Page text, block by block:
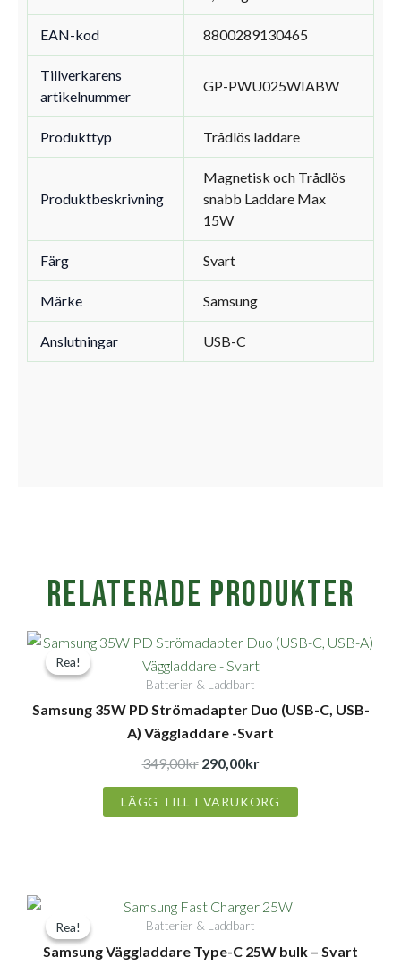
EAN-kod 8800289130465
Tillverkarens
artikelnummer
GP-PWU025WIABW
Produkttyp Trådlös laddare
Produktbeskrivning
Magnetisk och Trådlös
snabb Laddare Max
15W
Färg Svart
Märke Samsung
Anslutningar USB-C
Relaterade produkter
Rea!
Rea!
Batterier & Laddbart
Samsung 35W PD Strömadapter Duo (USB-C, USB-
A) Väggladdare -Svart
349,00kr
Det
ursprungliga
priset
var:
349,00kr.
290,00kr
Det
nuvarande
är:
290,00kr.
LÄGG TILL I VARUKORG
Rea!
Rea! Batterier & Laddbart
Samsung Väggladdare Type-C 25W bulk – Svart
Det
ursprungliga
priset
Det
priset